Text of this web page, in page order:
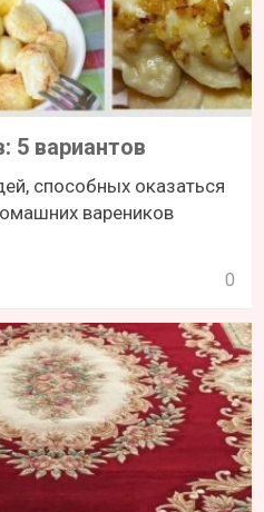
5 вариантов
способных оказаться
вареников
0